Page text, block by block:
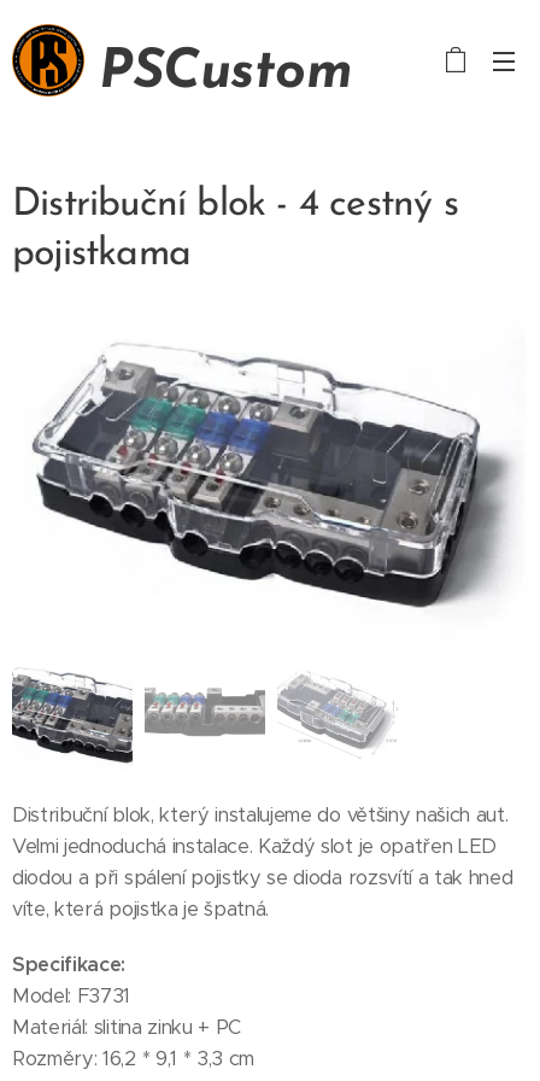
PSCustom
Distribuční blok - 4 cestný s
pojistkama
Distribuční blok, který instalujeme do většiny našich aut.
Velmi jednoduchá instalace. Každý slot je opatřen LED
diodou a při spálení pojistky se dioda rozsvítí a tak hned
víte, která pojistka je špatná.
Specifikace:
Model: F3731
Materiál: slitina zinku + PC
Rozměry: 16,2 * 9,1 * 3,3 cm